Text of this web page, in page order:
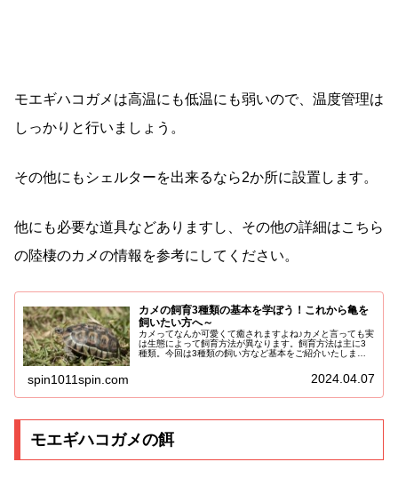
モエギハコガメは高温にも低温にも弱いので、温度管理は
しっかりと行いましょう。
その他にもシェルターを出来るなら2か所に設置します。
他にも必要な道具などありますし、その他の詳細はこちら
の陸棲のカメの情報を参考にしてください。
カメの飼育3種類の基本を学ぼう！これから亀を
飼いたい方へ～
カメってなんか可愛くて癒されますよね♪カメと言っても実
は生態によって飼育方法が異なります。飼育方法は主に3
種類。今回は3種類の飼い方など基本をご紹介いたしま
spin1011spin.com 2024.04.07
モエギハコガメの餌